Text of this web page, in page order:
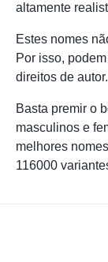
altamente
Estes nomes
Por isso,
direitos de autor.
Basta premir o
masculinos e
melhores
116000